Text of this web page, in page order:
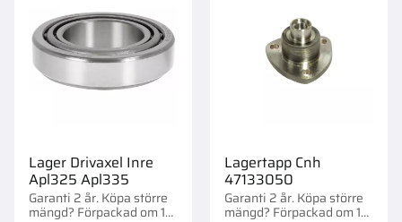
Lager Drivaxel Inre
Apl325 Apl335
Garanti 2 år. Köpa större
mängd? Förpackad om 1
Lagertapp Cnh
47133050
Garanti 2 år. Köpa större
mängd? Förpackad om 1